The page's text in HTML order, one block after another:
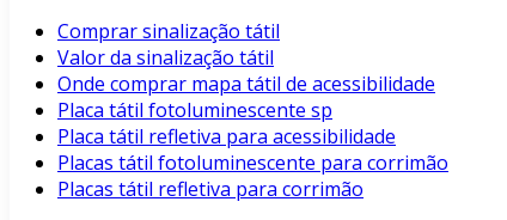
Comprar sinalização tátil
Valor da sinalização tátil
Onde comprar mapa tátil de acessibilidade
Placa tátil fotoluminescente sp
Placa tátil refletiva para acessibilidade
Placas tátil fotoluminescente para corrimão
Placas tátil refletiva para corrimão